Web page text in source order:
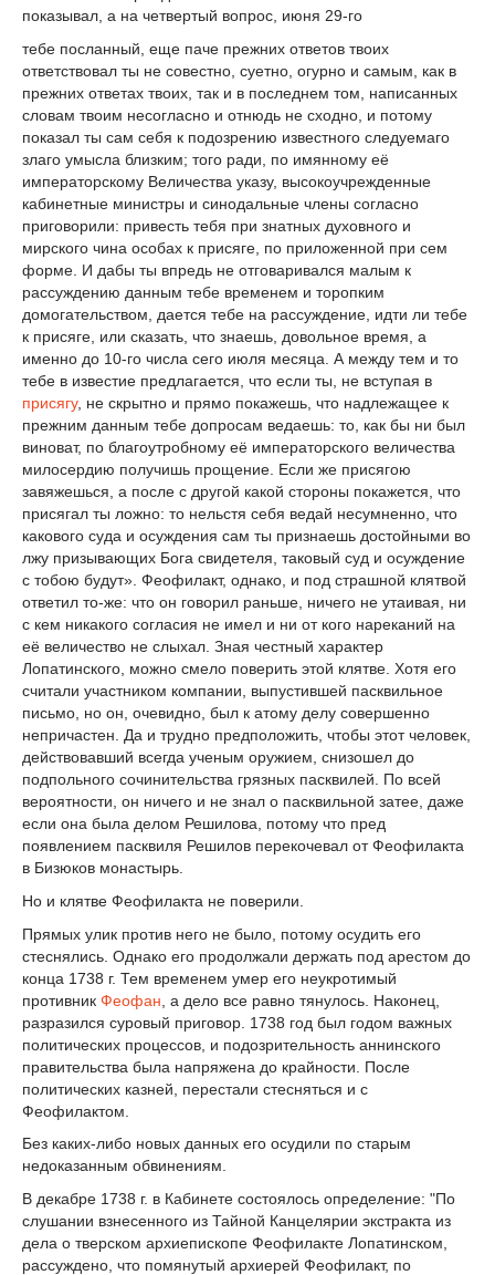
показывал, а на четвертый вопрос, июня 29-го
тебе посланный, еще паче прежних ответов твоих
ответствовал ты не совестно, суетно, огурно и самым, как в
прежних ответах твоих, так и в последнем том, написанных
словам твоим несогласно и отнюдь не сходно, и потому
показал ты сам себя к подозрению известного следуемаго
злаго умысла близким; того ради, по имянному её
императорскому Величества указу, высокоучрежденные
кабинетные министры и синодальные члены согласно
приговорили: привесть тебя при знатных духовного и
мирского чина особах к присяге, по приложенной при сем
форме. И дабы ты впредь не отговаривался малым к
рассуждению данным тебе временем и торопким
домогательством, дается тебе на рассуждение, идти ли тебе
к присяге, или сказать, что знаешь, довольное время, а
именно до 10-го числа сего июля месяца. А между тем и то
тебе в известие предлагается, что если ты, не вступая в
присягу, не скрытно и прямо покажешь, что надлежащее к
прежним данным тебе допросам ведаешь: то, как бы ни был
виноват, по благоутробному её императорского величества
милосердию получишь прощение. Если же присягою
завяжешься, а после с другой какой стороны покажется, что
присягал ты ложно: то нельстя себя ведай несумненно, что
какового суда и осуждения сам ты признаешь достойными во
лжу призывающих Бога свидетеля, таковый суд и осуждение
с тобою будут». Феофилакт, однако, и под страшной клятвой
ответил то-же: что он говорил раньше, ничего не утаивая, ни
с кем никакого согласия не имел и ни от кого нареканий на
её величество не слыхал. Зная честный характер
Лопатинского, можно смело поверить этой клятве. Хотя его
считали участником компании, выпустившей пасквильное
письмо, но он, очевидно, был к атому делу совершенно
непричастен. Да и трудно предположить, чтобы этот человек,
действовавший всегда ученым оружием, снизошел до
подпольного сочинительства грязных пасквилей. По всей
вероятности, он ничего и не знал о пасквильной затее, даже
если она была делом Решилова, потому что пред
появлением пасквиля Решилов перекочевал от Феофилакта
в Бизюков монастырь.
Но и клятве Феофилакта не поверили.
Прямых улик против него не было, потому осудить его
стеснялись. Однако его продолжали держать под арестом до
конца 1738 г. Тем временем умер его неукротимый
противник Феофан , а дело все равно тянулось. Наконец,
разразился суровый приговор. 1738 год был годом важных
политических процессов, и подозрительность аннинского
правительства была напряжена до крайности. После
политических казней, перестали стесняться и с
Феофилактом.
Без каких-либо новых данных его осудили по старым
недоказанным обвинениям.
В декабре 1738 г. в Кабинете состоялось определение: "По
слушании взнесенного из Тайной Канцелярии экстракта из
дела о тверском архиепископе Феофилакте Лопатинском,
рассуждено, что помянутый архиерей Феофилакт, по